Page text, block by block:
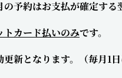
予約はお支払が確定する
トカード払いのみです。
新となります。（毎月1日